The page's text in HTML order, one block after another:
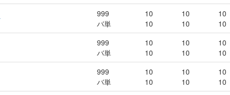
999
バ単
10
10
10
10
10
10
999
バ単
10
10
10
10
10
10
999
バ単
10
10
10
10
10
10